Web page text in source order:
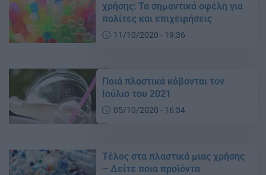
χρήσης: Τα σημαντικά οφέλη για
πολίτες και επιχειρήσεις
11/10/2020 - 19:36
Ποιά πλαστικά κόβονται τον
Ιούλιο του 2021
05/10/2020 - 16:34
Τέλος στα πλαστικά μιας χρήσης
– Δείτε ποια προϊόντα